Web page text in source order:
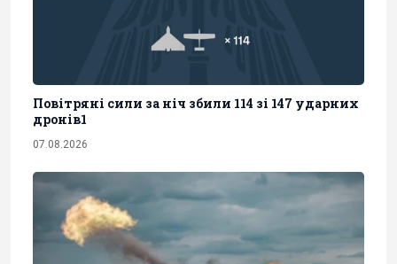
Повітряні сили за ніч збили 114 зі 147 ударних
дронів1
07.08.2026